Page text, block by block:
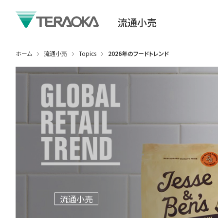
流通小売
ホーム 流通小売 Topics 2026年のフードトレンド
流通小売